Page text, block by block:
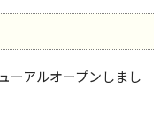
ーアルオープンしまし